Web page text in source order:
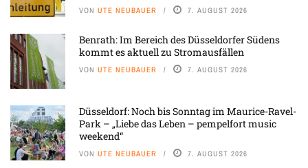
VON UTE NEUBAUER 7. AUGUST 2026
Benrath: Im Bereich des Düsseldorfer Südens
kommt es aktuell zu Stromausfällen
VON UTE NEUBAUER 7. AUGUST 2026
Düsseldorf: Noch bis Sonntag im Maurice-Ravel-
Park – „Liebe das Leben – pempelfort music
weekend“
VON UTE NEUBAUER 7. AUGUST 2026